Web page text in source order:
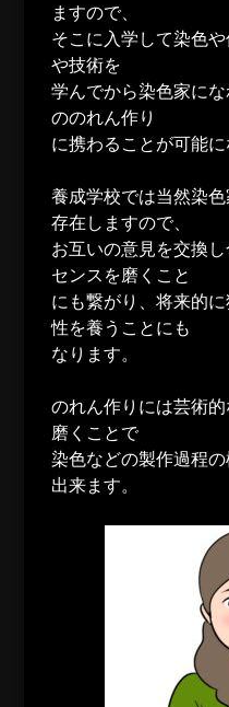
ますので、
そこに入学して染色
や技術を
学んでから染色家に
ののれん作り
に携わることが可能に
養成学校では当然染
存在しますので、
お互いの意見を交換
センスを磨くこと
にも繋がり、将来的
性を養うことにも
なります。
のれん作りには芸術
磨くことで
染色などの製作過程
出来ます。